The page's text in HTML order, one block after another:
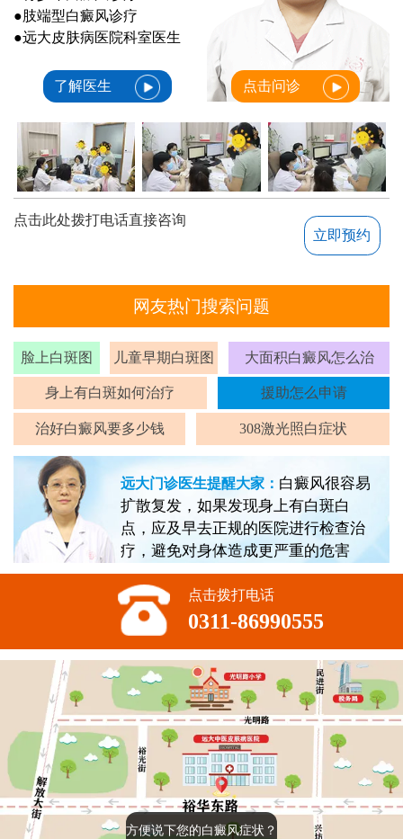
●肢端型白癜风诊疗
●远大皮肤病医院科室医生
了解医生 点击问诊
点击此处拨打电话直接咨询
立即预约
网友热门搜索问题
脸上白斑图 儿童早期白斑图 大面积白癜风怎么治
身上有白斑如何治疗 援助怎么申请
治好白癜风要多少钱 308激光照白症状
远大门诊医生提醒大家： 白癜风很容易
扩散复发，如果发现身上有白斑白
点，应及早去正规的医院进行检查治
疗，避免对身体造成更严重的危害
点击拨打电话
0311-86990555
方便说下您的白癜风症状？